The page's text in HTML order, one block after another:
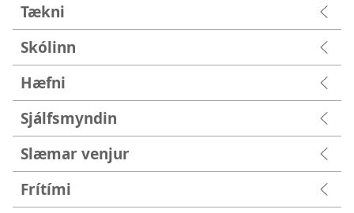
Tækni
Skólinn
Hæfni
Sjálfsmyndin
Slæmar venjur
Frítími